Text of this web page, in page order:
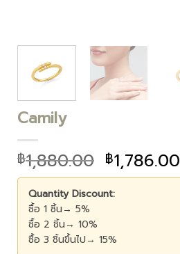
Camily
฿1,880.00 ฿1,786.00
Quantity Discount:
ซื้อ 1 ชิ้น→ 5%
ซื้อ 2 ชิ้น→ 10%
ซื้อ 3 ชิ้นขึ้นไป→ 15%